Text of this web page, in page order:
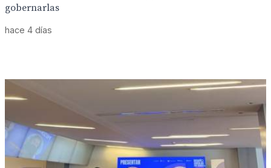
gobernarlas
hace 4 días